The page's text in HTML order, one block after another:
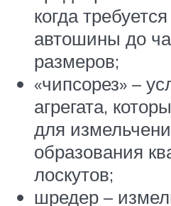
когда
автошины до
размеров;
«чипсорез» –
агрегата,
для
образования
лоскутов;
шредер –